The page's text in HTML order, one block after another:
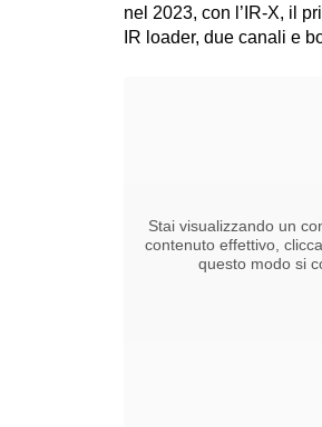
nel 2023, con l’IR-X, il
IR loader, due canali e
Stai visualizzando un
contenuto effettivo,
questo modo si